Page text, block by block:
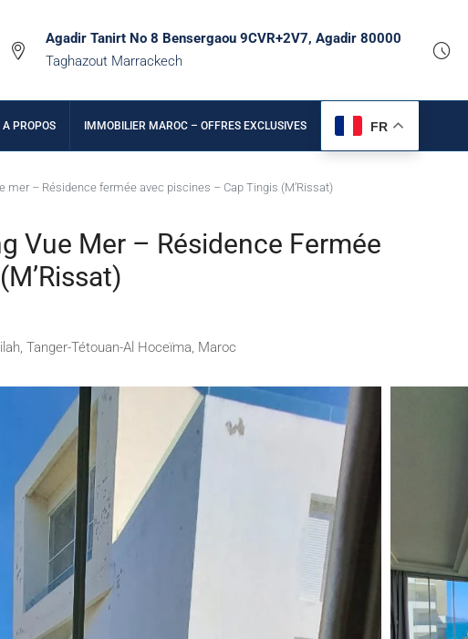
Agadir Tanirt No 8 Bensergaou 9CVR+2V7, Agadir 80000
Taghazout Marrackech
A PROPOS IMMOBILIER MAROC – OFFRES EXCLUSIVES FR
mer – Résidence fermée avec piscines – Cap Tingis (M’Rissat)
Vue Mer – Résidence Fermée
Tanger-Tétouan-Al Hoceïma, Maroc